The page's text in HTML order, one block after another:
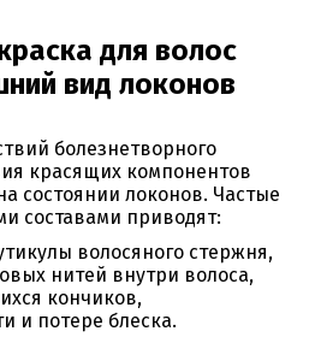
для волос
вид локонов
болезнетворного
красящих компонентов
состоянии локонов. Частые
составами приводят:
волосяного стержня,
нитей внутри волоса,
кончиков,
и потере блеска.